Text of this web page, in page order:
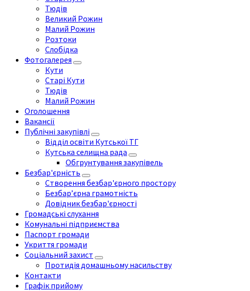
Тюдів
Великий Рожин
Малий Рожин
Розтоки
Слобідка
Фотогалерея
Кути
Старі Кути
Тюдів
Малий Рожин
Оголошення
Вакансії
Публічні закупівлі
Відділ освіти Кутської ТГ
Кутська селищна рада
Обгрунтування закупівель
Безбар'єрність
Створення безбар'єрного простору
Безбар’єрна грамотність
Довідник безбар'єрності
Громадські слухання
Комунальні підприємства
Паспорт громади
Укриття громади
Соціальний захист
Протидія домашньому насильству
Контакти
Графік прийому